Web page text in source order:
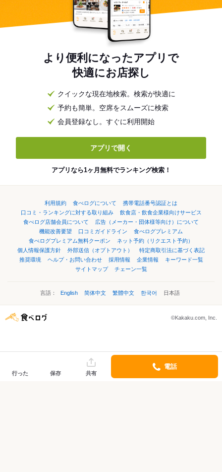
より便利になったアプリで
快適にお店探し
クイックな現在地検索。検索が快適に
予約も簡単。空席をスムーズに検索
会員登録なし。すぐに利用開始
アプリで開く
アプリなら1ヶ月無料でランキング検索！
利用規約 食べログについて
携帯電話番号認証とは
口コミ・ランキングに対する取り組み
飲食店・飲食企業様向けサービス
食べログ店舗会員について
広告（メーカー・団体様等向け）について
機能改善要望
口コミガイドライン
食べログプレミアム
食べログプレミアム無料クーポン
ネット予約（リクエスト予約）
個人情報保護方針
外部送信（オプトアウト）
特定商取引法に基づく表記
推奨環境
ヘルプ・お問い合わせ 採用情報 企業情報
キーワード一覧
サイトマップ
チェーン一覧
言語： English 简体中文 繁體中文 한국어 日本語
©Kakaku.com, Inc.
行った 保存 共有
電話